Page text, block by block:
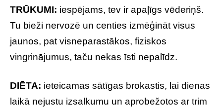
TRŪKUMI: iespējams, tev ir apaļīgs vēderiņš.
Tu bieži nervozē un centies izmēģināt visus
jaunos, pat visneparastākos, fiziskos
vingrinājumus, taču nekas īsti nepalīdz.
DIĒTA: ieteicamas sātīgas brokastis, lai dienas
laikā nejustu izsalkumu un aprobežotos ar trim